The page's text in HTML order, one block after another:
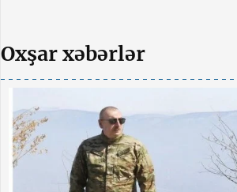
Oxşar xəbərlər